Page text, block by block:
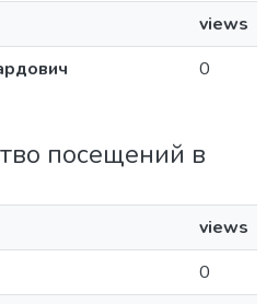
views
0
посещений в
views
0